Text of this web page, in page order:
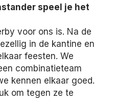
speel je het
voor ons is. Na de
in de kantine en
feesten. We
combinatieteam
kennen elkaar goed.
om tegen ze te